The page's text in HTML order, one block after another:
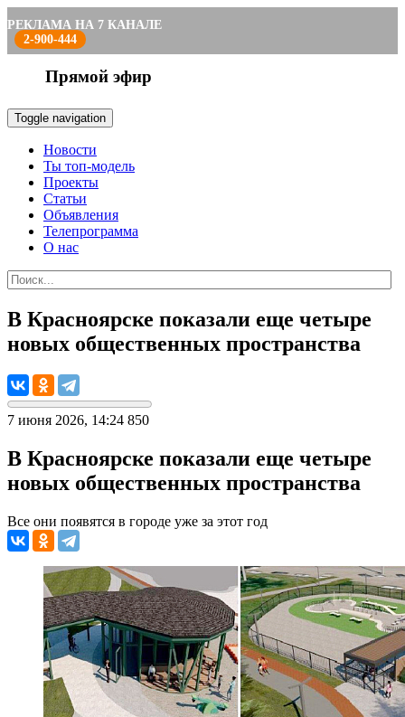
РЕКЛАМА НА 7 КАНАЛЕ
2-900-444
Прямой эфир
Toggle navigation
Новости
Ты топ-модель
Проекты
Статьи
Объявления
Телепрограмма
О нас
В Красноярске показали еще четыре
новых общественных пространства
7 июня 2026, 14:24 850
В Красноярске показали еще четыре
новых общественных пространства
Все они появятся в городе уже за этот год